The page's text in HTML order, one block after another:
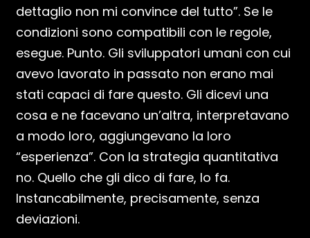
dettaglio non mi convince del tutto”. Se le
condizioni sono compatibili con le regole,
esegue. Punto. Gli sviluppatori umani con cui
avevo lavorato in passato non erano mai
stati capaci di fare questo. Gli dicevi una
cosa e ne facevano un’altra, interpretavano
a modo loro, aggiungevano la loro
“esperienza”. Con la strategia quantitativa
no. Quello che gli dico di fare, lo fa.
Instancabilmente, precisamente, senza
deviazioni.